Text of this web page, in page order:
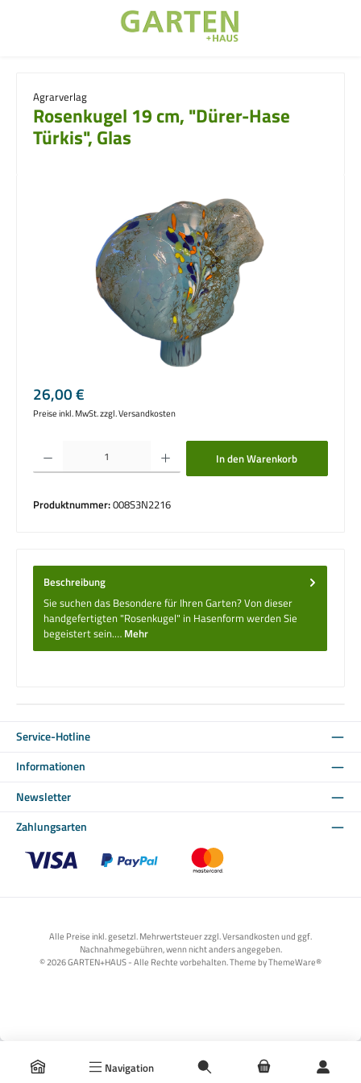
Navigation
Agrarverlag
Rosenkugel 19 cm, "Dürer-Hase
Türkis", Glas
Regulärer Preis:
26,00 €
Preise inkl. MwSt. zzgl. Versandkosten
Produkt Anzahl: Gib den gewünschten Wert ein oder benutze die Schaltflächen um
In den Warenkorb
Produktnummer:008S3N2216
Beschreibung
Sie suchen das Besondere für Ihren Garten? Von dieser
handgefertigten "Rosenkugel" in Hasenform werden Sie
begeistert sein.… Mehr
Service-Hotline
Informationen
Newsletter
Zahlungsarten
Alle Preise inkl. gesetzl. Mehrwertsteuer zzgl. Versandkosten und ggf.
Nachnahmegebühren, wenn nicht anders angegeben.
© 2026 GARTEN+HAUS - Alle Rechte vorbehalten. Theme byThemeWare®